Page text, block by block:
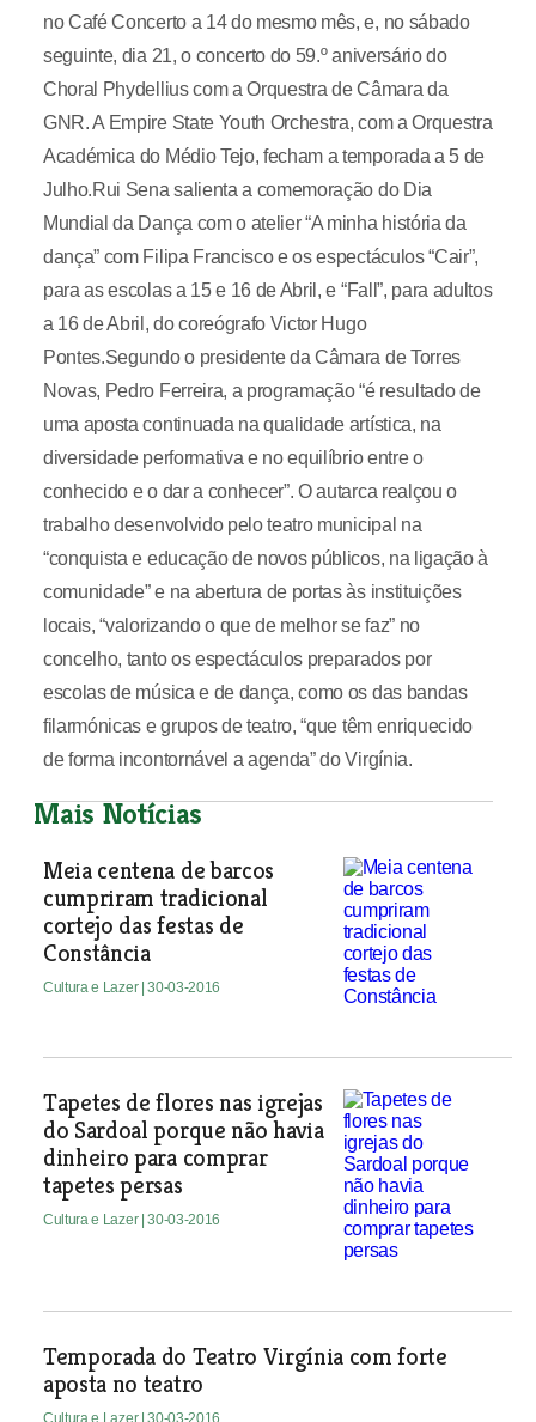
no Café Concerto a 14 do mesmo mês, e, no sábado
seguinte, dia 21, o concerto do 59.º aniversário do
Choral Phydellius com a Orquestra de Câmara da
GNR. A Empire State Youth Orchestra, com a Orquestra
Académica do Médio Tejo, fecham a temporada a 5 de
Julho.Rui Sena salienta a comemoração do Dia
Mundial da Dança com o atelier “A minha história da
dança” com Filipa Francisco e os espectáculos “Cair”,
para as escolas a 15 e 16 de Abril, e “Fall”, para adultos
a 16 de Abril, do coreógrafo Victor Hugo
Pontes.Segundo o presidente da Câmara de Torres
Novas, Pedro Ferreira, a programação “é resultado de
uma aposta continuada na qualidade artística, na
diversidade performativa e no equilíbrio entre o
conhecido e o dar a conhecer”. O autarca realçou o
trabalho desenvolvido pelo teatro municipal na
“conquista e educação de novos públicos, na ligação à
comunidade” e na abertura de portas às instituições
locais, “valorizando o que de melhor se faz” no
concelho, tanto os espectáculos preparados por
escolas de música e de dança, como os das bandas
filarmónicas e grupos de teatro, “que têm enriquecido
de forma incontornável a agenda” do Virgínia.
Mais Notícias
Meia centena de barcos
cumpriram tradicional
cortejo das festas de
Constância
Cultura e Lazer | 30-03-2016
Tapetes de flores nas igrejas
do Sardoal porque não havia
dinheiro para comprar
tapetes persas
Cultura e Lazer | 30-03-2016
Temporada do Teatro Virgínia com forte
aposta no teatro
Cultura e Lazer | 30-03-2016